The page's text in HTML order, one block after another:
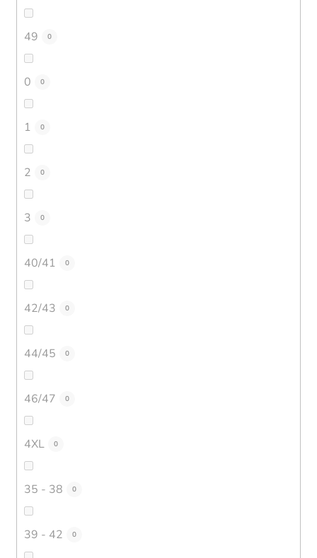
49 0
0 0
1 0
2 0
3 0
40/41 0
42/43 0
44/45 0
46/47 0
4XL 0
35 - 38 0
39 - 42 0